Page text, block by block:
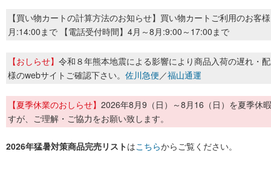
【買い物カートの計算方法のお知らせ】買い物カートご利用のお客
月:14:00まで 【電話受付時間】4月～8月:9:00～17:00まで
【おしらせ】 令和８年熊本地震による影響により商品入荷の遅れ・
様のwebサイトご確認下さい。 佐川急便／福山通運
【夏季休業のおしらせ】 2026年8月9（日）～8月16（日）を夏季休
すが、ご理解・ご協力をお願い致します。
2026年猛暑対策商品完売リストはこちらからご覧ください。